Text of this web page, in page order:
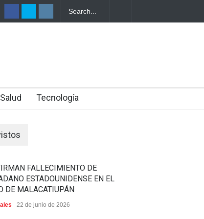
EL
Salud Tecnología
FALLECIMIENTO DE
ESTADOUNIDENSE EN EL
DE MALACATIUPÁN
22 de junio de 2026